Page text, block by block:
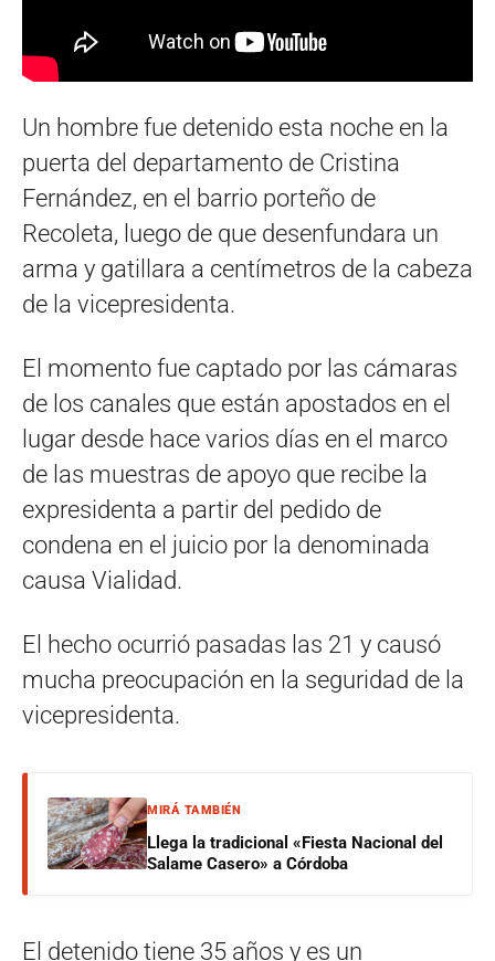
Un hombre fue detenido esta noche en la
puerta del departamento de Cristina
Fernández, en el barrio porteño de
Recoleta, luego de que desenfundara un
arma y gatillara a centímetros de la cabeza
de la vicepresidenta.
El momento fue captado por las cámaras
de los canales que están apostados en el
lugar desde hace varios días en el marco
de las muestras de apoyo que recibe la
expresidenta a partir del pedido de
condena en el juicio por la denominada
causa Vialidad.
El hecho ocurrió pasadas las 21 y causó
mucha preocupación en la seguridad de la
vicepresidenta.
MIRÁ TAMBIÉN
Llega la tradicional «Fiesta Nacional del
Salame Casero» a Córdoba
El detenido tiene 35 años y es un